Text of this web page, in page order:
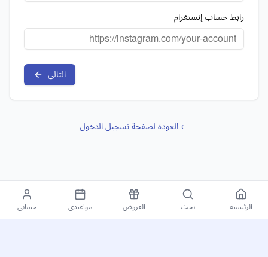
رابط حساب إنستغرام
التالي
← العودة لصفحة تسجيل الدخول
الرئيسية بحث العروض مواعيدي حسابي